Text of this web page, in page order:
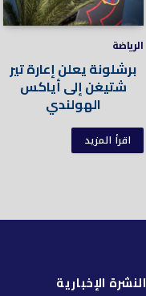
الرياضة
برشلونة يعلن إعارة تير
شتيغن إلى أياكس
الهولندي
اقرأ المزيد
النشرة الإخبارية